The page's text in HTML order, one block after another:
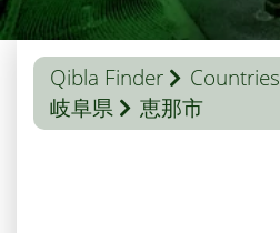
Qibla Finder Countries
岐阜県
恵那市